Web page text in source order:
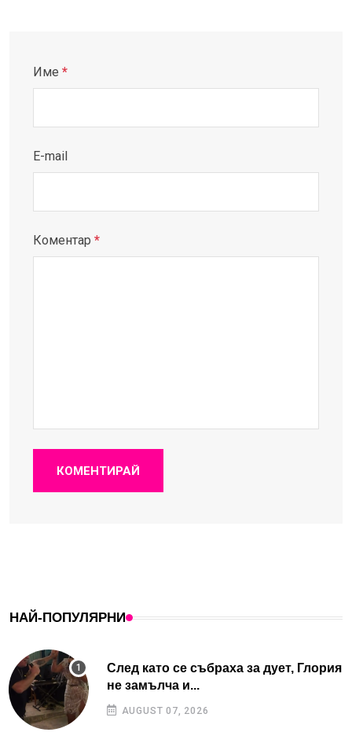
Име *
E-mail
Коментар *
КОМЕНТИРАЙ
НАЙ-ПОПУЛЯРНИ
След като се събраха за дует, Глория
не замълча и...
AUGUST 07, 2026